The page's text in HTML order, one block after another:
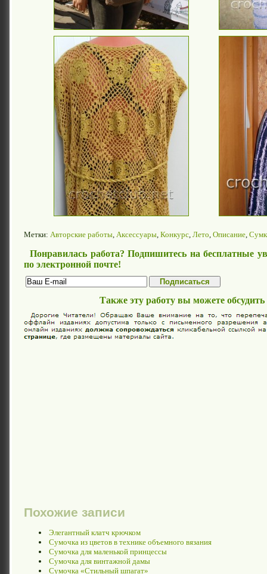
Метки: Авторские работы, Аксессуары, Конкурс, Лето, Описание,
Понравилась работа? Подпишитесь на бесплатные
по электронной почте!
Также эту работу вы можете
Похожие записи
Элегантный клатч крючком
Сумочка из цветов в технике объемного вязания
Сумочка для маленькой принцессы
Сумочка для винтажной дамы
Сумочка «Стильный шпагат»